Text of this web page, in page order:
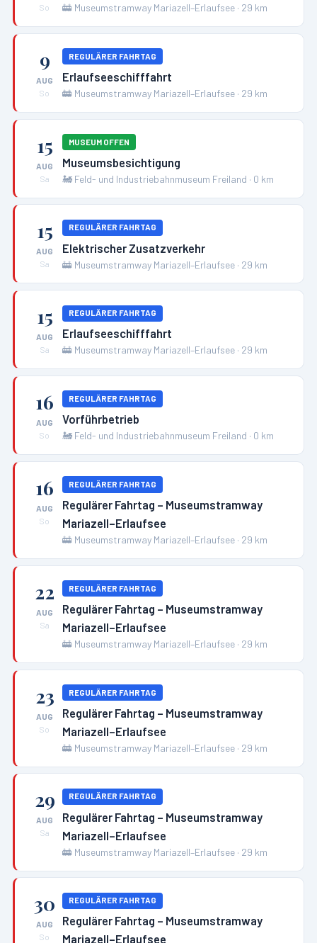
So
🚋 Museumstramway Mariazell–Erlaufsee · 29 km
9
AUG
So
REGULÄRER FAHRTAG
Erlaufseeschifffahrt
🚋 Museumstramway Mariazell–Erlaufsee · 29 km
15
AUG
Sa
MUSEUM OFFEN
Museumsbesichtigung
🚂 Feld- und Industriebahnmuseum Freiland · 0 km
15
AUG
Sa
REGULÄRER FAHRTAG
Elektrischer Zusatzverkehr
🚋 Museumstramway Mariazell–Erlaufsee · 29 km
15
AUG
Sa
REGULÄRER FAHRTAG
Erlaufseeschifffahrt
🚋 Museumstramway Mariazell–Erlaufsee · 29 km
16
AUG
So
REGULÄRER FAHRTAG
Vorführbetrieb
🚂 Feld- und Industriebahnmuseum Freiland · 0 km
16
AUG
So
REGULÄRER FAHRTAG
Regulärer Fahrtag – Museumstramway
Mariazell–Erlaufsee
🚋 Museumstramway Mariazell–Erlaufsee · 29 km
22
AUG
Sa
REGULÄRER FAHRTAG
Regulärer Fahrtag – Museumstramway
Mariazell–Erlaufsee
🚋 Museumstramway Mariazell–Erlaufsee · 29 km
23
AUG
So
REGULÄRER FAHRTAG
Regulärer Fahrtag – Museumstramway
Mariazell–Erlaufsee
🚋 Museumstramway Mariazell–Erlaufsee · 29 km
29
AUG
Sa
REGULÄRER FAHRTAG
Regulärer Fahrtag – Museumstramway
Mariazell–Erlaufsee
🚋 Museumstramway Mariazell–Erlaufsee · 29 km
30
AUG
So
REGULÄRER FAHRTAG
Regulärer Fahrtag – Museumstramway
Mariazell–Erlaufsee